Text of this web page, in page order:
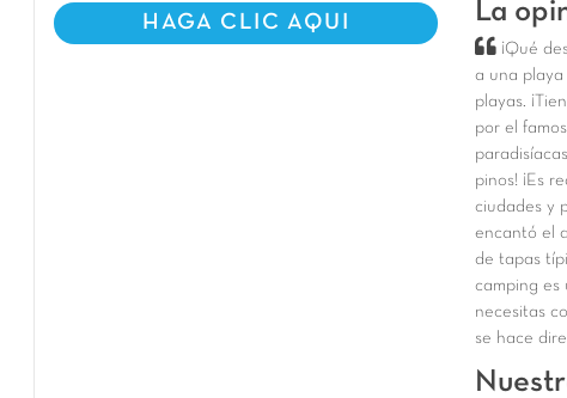
HAGA CLIC AQUI La
¡Qué
a una
playas.
por el
pinos! ¡Es
ciudades y
encantó el
de tapas
camping es
necesitas
se hace